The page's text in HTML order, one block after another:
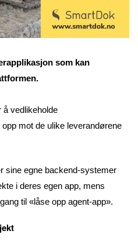
som kan
å vedlikeholde
mot de ulike leverandørene
sine egne backend-systemer
i deres egen app, mens
til «låse opp agent-app».